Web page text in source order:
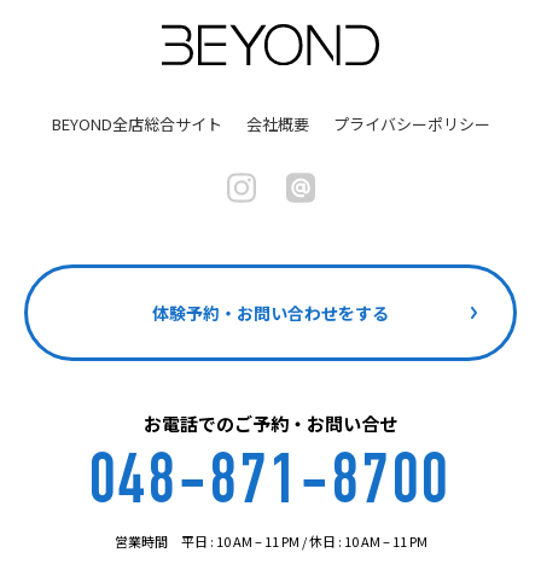
BEYOND全店総合サイト 会社概要 プライバシーポリシー
体験予約・お問い合わせをする
お電話でのご予約・お問い合せ
048-871-8700
営業時間 平日 : 10 AM – 11 PM / 休日 : 10 AM – 11 PM